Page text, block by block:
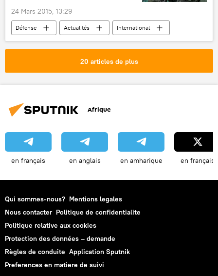
24 Mars 2015, 13:29
Défense Actualités
International
Russie
Lituanie
pays baltes
Forces armées russes
exercices militaires
20 articles de plus
Afrique
en français en anglais en amharique en français
Qui sommes-nous? Mentions legales
Nous contacter Politique de confidentialite
Politique relative aux cookies
Protection des données – demande
Règles de conduite Application Sputnik
Preferences en matiere de suivi